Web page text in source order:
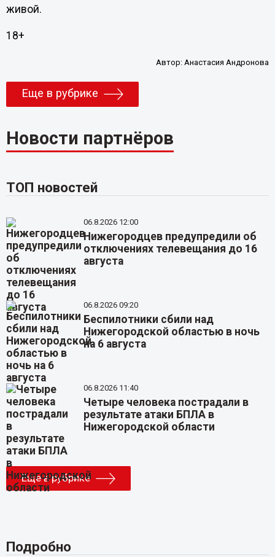
живой.
18+
Автор: Анастасия Андронова
Еще в рубрике
Новости партнёров
ТОП новостей
06.8.2026 12:00
Нижегородцев предупредили об
отключениях телевещания до 16
августа
06.8.2026 09:20
Беспилотники сбили над
Нижегородской областью в ночь
на 6 августа
06.8.2026 11:40
Четыре человека пострадали в
результате атаки БПЛА в
Нижегородской области
Еще в рубрике
Подробно